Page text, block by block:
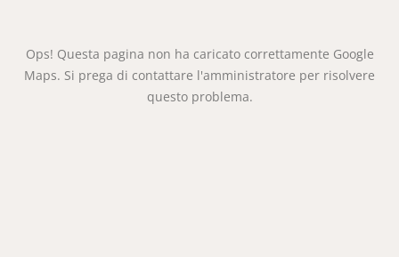
Ops! Questa pagina non ha caricato correttamente Google
Maps. Si prega di contattare l'amministratore per risolvere
questo problema.